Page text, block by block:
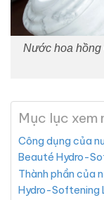
Nước hoa hồng
Mục lục xem
Công dụng của
Beauté Hydro-
Thành phần của
Hydro-Softening